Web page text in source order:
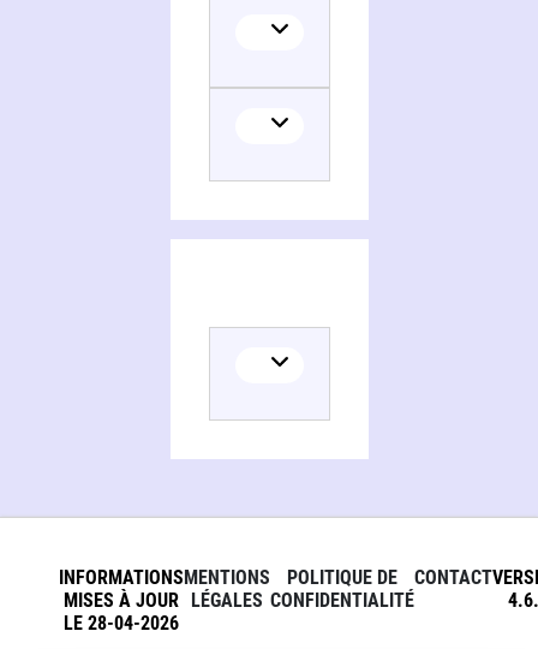
INFORMATIONS
MISES À JOUR
LE 28-04-2026
MENTIONS
LÉGALES
POLITIQUE DE
CONFIDENTIALITÉ
CONTACT